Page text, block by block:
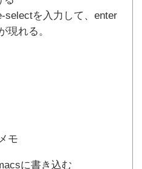
を入力して、enter
現れる。
モ
に書き込む